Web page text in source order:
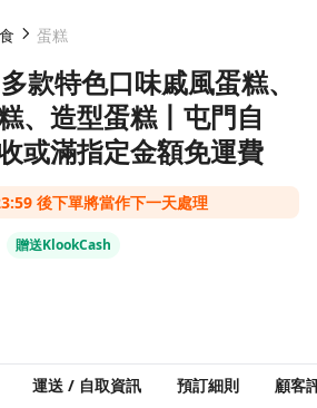
蛋糕
款特色口味戚風蛋糕、
、造型蛋糕丨屯門自
或滿指定金額免運費
後下單將當作下一天處理
贈送KlookCash
運送 / 自取資訊 預訂細則 顧客